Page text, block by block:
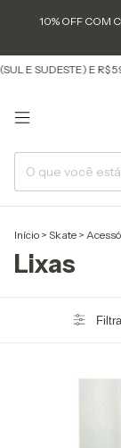
10% OFF COM
SUDESTE) E R$
Início > Skate >
Lixas